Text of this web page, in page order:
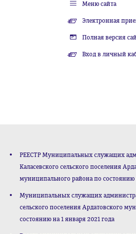
Меню сайта
Электронная
Полная версия
Вход в личный
РЕЕСТР Муниципальных служащих
Каласевского сельского поселения
муниципального района по состоянию
Муниципальных служащих
сельского поселения Ардатовского
состоянию на 1 января 2021 года